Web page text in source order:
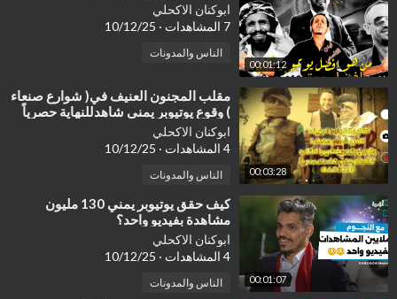
00:01:12
ابوكنان الاكحلي
7 المشاهدات
·
الناس والمدونات
00:03:28
⁣مقلب المجنون العنيف في( شوارع صنعاء
) وقوع يوتيوبر يمني شاهدللنهاية حصرياً
تضحك يعني تضحك 😂 @ADIMI7
ابوكنان الاكحلي
4 المشاهدات
·
الناس والمدونات
00:01:07
⁣كيف حقق يوتيوبر يمني 130 مليون
مشاهدة بفيديو واحد؟
ابوكنان الاكحلي
4 المشاهدات
·
الناس والمدونات